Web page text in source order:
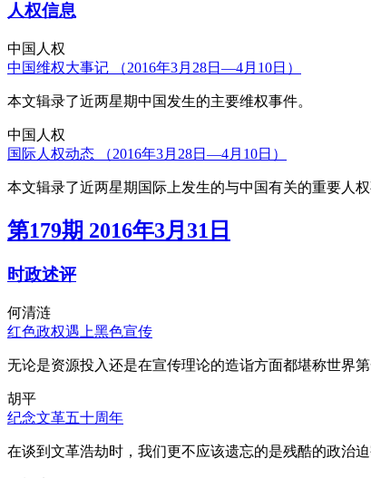
人权信息
中国人权
中国维权大事记 （2016年3月28日—4月10日）
本文辑录了近两星期中国发生的主要维权事件。
中国人权
国际人权动态 （2016年3月28日—4月10日）
本文辑录了近两星期国际上发生的与中国有关的重要人权
第179期 2016年3月31日
时政述评
何清涟
红色政权遇上黑色宣传
无论是资源投入还是在宣传理论的造诣方面都堪称世界
胡平
纪念文革五十周年
在谈到文革浩劫时，我们更不应该遗忘的是残酷的政治